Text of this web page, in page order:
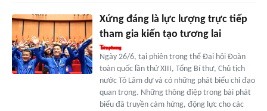
Xứng đáng là lực lượng trực tiếp
tham gia kiến tạo tương lai
Ngày 26/6, tại phiên trọng thể Đại hội Đoàn
toàn quốc lần thứ XIII, Tổng Bí thư, Chủ tịch
nước Tô Lâm dự và có những phát biểu chỉ đạo
quan trọng. Những thông điệp trong bài phát
biểu đã truyền cảm hứng, động lực cho các